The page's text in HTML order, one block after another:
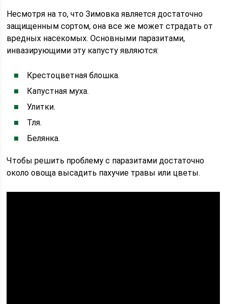
Несмотря на то, что Зимовка является достаточно
защищенным сортом, она все же может страдать от
вредных насекомых. Основными паразитами,
инвазирующими эту капусту являются:
Крестоцветная блошка.
Капустная муха.
Улитки.
Тля.
Белянка.
Чтобы решить проблему с паразитами достаточно
около овоща высадить пахучие травы или цветы.